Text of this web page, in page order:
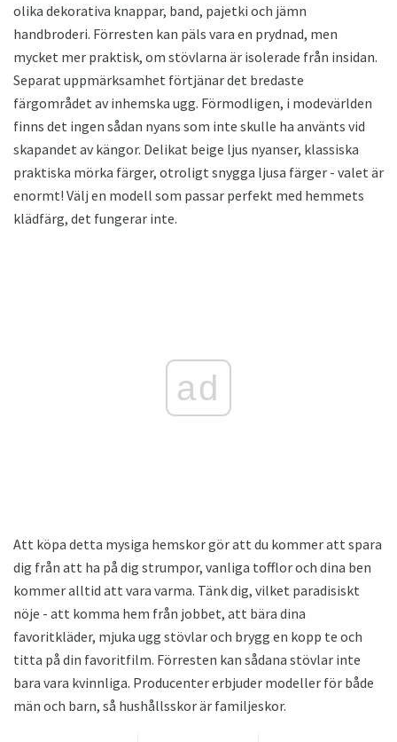
olika dekorativa knappar, band, pajetki och jämn
handbroderi. Förresten kan päls vara en prydnad, men
mycket mer praktisk, om stövlarna är isolerade från insidan.
Separat uppmärksamhet förtjänar det bredaste
färgområdet av inhemska ugg. Förmodligen, i modevärlden
finns det ingen sådan nyans som inte skulle ha använts vid
skapandet av kängor. Delikat beige ljus nyanser, klassiska
praktiska mörka färger, otroligt snygga ljusa färger - valet är
enormt! Välj en modell som passar perfekt med hemmets
klädfärg, det fungerar inte.
ad
Att köpa detta mysiga hemskor gör att du kommer att spara
dig från att ha på dig strumpor, vanliga tofflor och dina ben
kommer alltid att vara varma. Tänk dig, vilket paradisiskt
nöje - att komma hem från jobbet, att bära dina
favoritkläder, mjuka ugg stövlar och brygg en kopp te och
titta på din favoritfilm. Förresten kan sådana stövlar inte
bara vara kvinnliga. Producenter erbjuder modeller för både
män och barn, så hushållsskor är familjeskor.